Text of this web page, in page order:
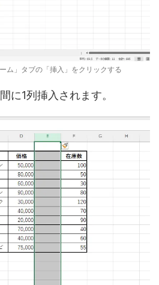
ム」タブの「挿入」をクリックする
に1列挿入されます。